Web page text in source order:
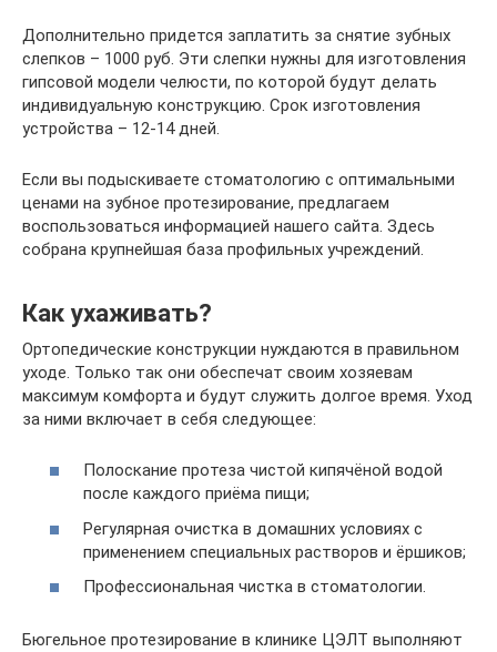
Дополнительно придется заплатить за снятие зубных
слепков – 1000 руб. Эти слепки нужны для изготовления
гипсовой модели челюсти, по которой будут делать
индивидуальную конструкцию. Срок изготовления
устройства – 12-14 дней.
Если вы подыскиваете стоматологию с оптимальными
ценами на зубное протезирование, предлагаем
воспользоваться информацией нашего сайта. Здесь
собрана крупнейшая база профильных учреждений.
Как ухаживать?
Ортопедические конструкции нуждаются в правильном
уходе. Только так они обеспечат своим хозяевам
максимум комфорта и будут служить долгое время. Уход
за ними включает в себя следующее:
Полоскание протеза чистой кипячёной водой
после каждого приёма пищи;
Регулярная очистка в домашних условиях с
применением специальных растворов и ёршиков;
Профессиональная чистка в стоматологии.
Бюгельное протезирование в клинике ЦЭЛТ выполняют